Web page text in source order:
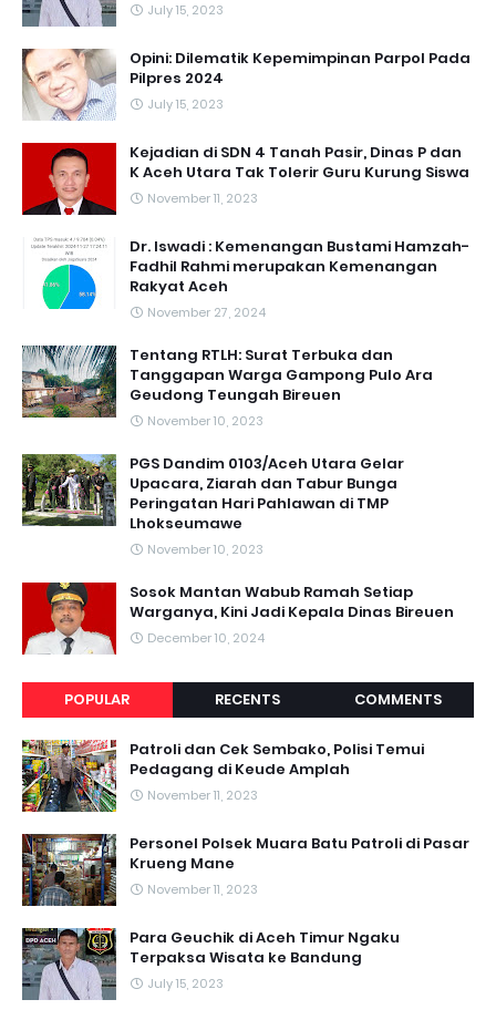
July 15, 2023
Opini: Dilematik Kepemimpinan Parpol Pada
Pilpres 2024
July 15, 2023
Kejadian di SDN 4 Tanah Pasir, Dinas P dan
K Aceh Utara Tak Tolerir Guru Kurung Siswa
November 11, 2023
Dr. Iswadi : Kemenangan Bustami Hamzah-
Fadhil Rahmi merupakan Kemenangan
Rakyat Aceh
November 27, 2024
Tentang RTLH: Surat Terbuka dan
Tanggapan Warga Gampong Pulo Ara
Geudong Teungah Bireuen
November 10, 2023
PGS Dandim 0103/Aceh Utara Gelar
Upacara, Ziarah dan Tabur Bunga
Peringatan Hari Pahlawan di TMP
Lhokseumawe
November 10, 2023
Sosok Mantan Wabub Ramah Setiap
Warganya, Kini Jadi Kepala Dinas Bireuen
December 10, 2024
POPULAR RECENTS COMMENTS
Patroli dan Cek Sembako, Polisi Temui
Pedagang di Keude Amplah
November 11, 2023
Personel Polsek Muara Batu Patroli di Pasar
Krueng Mane
November 11, 2023
Para Geuchik di Aceh Timur Ngaku
Terpaksa Wisata ke Bandung
July 15, 2023